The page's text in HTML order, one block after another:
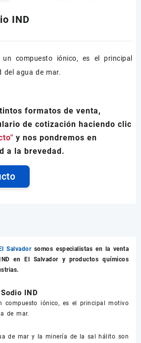
IND
compuesto iónico, es el principal
del agua de mar.
formatos de venta,
de cotización haciendo clic
y nos pondremos en
a la brevedad.
Salvador somos especialistas en la venta
en El Salvador y productos químicos
IND
compuesto iónico, es el principal motivo
de mar.
de mar y la minería de la sal hálito son